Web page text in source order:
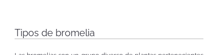
Tipos de bromelia